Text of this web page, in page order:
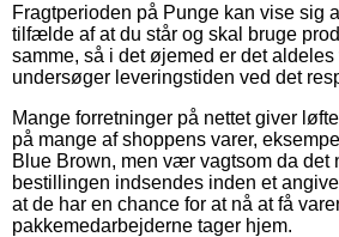
Fragtperioden på Punge kan vise sig
tilfælde af at du står og skal bruge
samme, så i det øjemed er det
undersøger leveringstiden ved det
Mange forretninger på nettet giver
på mange af shoppens varer,
Blue Brown, men vær vagtsom da det
bestillingen indsendes inden et
at de har en chance for at nå at få
pakkemedarbejderne tager hjem.